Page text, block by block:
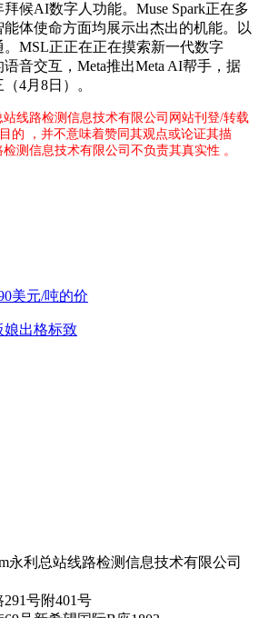
候AI数字人功能。Muse Spark正在多
体使命方面均展示出杰出的机能。以
MSL正正在正在摸索新一代数字
音交互，Meta推出Meta AI帮手，据
4月8日）。
站线路检测信息技术有限公司网站刊登/转载
的 ，并不意味着赞同其观点或论证其描
测信息技术有限公司不负责其真实性 。
美元/吨的价
娘出格标致
永利总站线路检测信息技术有限公司
号附401号